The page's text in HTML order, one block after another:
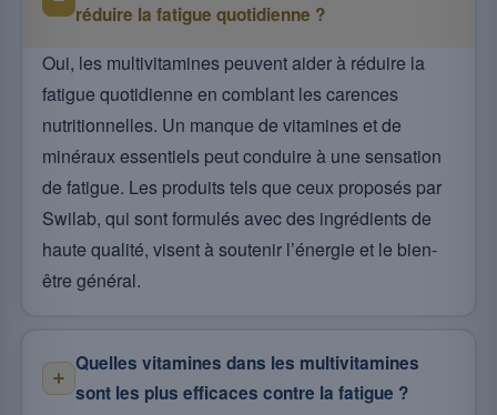
réduire la fatigue quotidienne ?
Oui, les multivitamines peuvent aider à réduire la
fatigue quotidienne en comblant les carences
nutritionnelles. Un manque de vitamines et de
minéraux essentiels peut conduire à une sensation
de fatigue. Les produits tels que ceux proposés par
Swilab, qui sont formulés avec des ingrédients de
haute qualité, visent à soutenir l’énergie et le bien-
être général.
Quelles vitamines dans les multivitamines
sont les plus efficaces contre la fatigue ?